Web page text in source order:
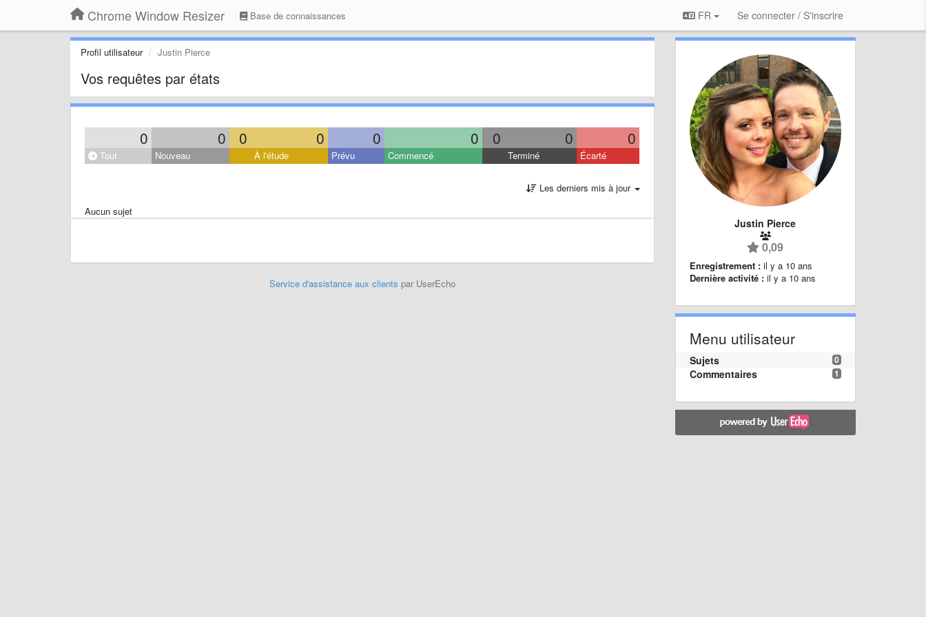
Chrome Window Resizer Base de connaissances FR Se connecter / S'inscrire
Profil utilisateur Justin Pierce
Vos requêtes par états
0 0 0 0 0 0 0 0 0
Tout Nouveau À l'étude Prévu Commencé Terminé Écarté
Les derniers mis à jour
Aucun sujet
Service d'assistance aux clients par UserEcho
Justin Pierce
0,09
Enregistrement : il y a 10 ans
Dernière activité : il y a 10 ans
Menu utilisateur
0
Sujets
1
Commentaires